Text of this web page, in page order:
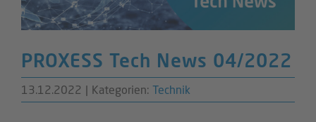
PROXESS Tech News 04/2022
13.12.2022 | Kategorien: Technik